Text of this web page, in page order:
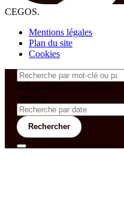
CEGOS.
Mentions légales
Plan du site
Cookies
&& config('laravel-theme-
'neves')
Rechercher